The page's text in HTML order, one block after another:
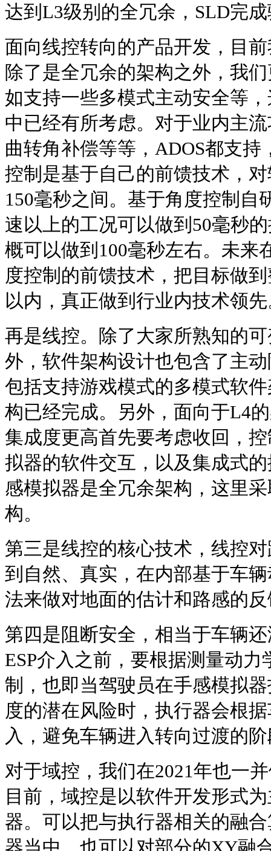
达到L3级别的全冗余，SLD完
面向线控转向的产品开发，目
除了是全冗余的架构之外，我
如支持一些多模式主动安全等
中已经有所考虑。对于业内主
曲转角补偿等等，ADOS都支持
控制是基于自己的前馈技术，
150毫秒之间。基于角度控制自
速以上的工况可以做到50毫秒
概可以做到100毫秒左右。未来
度控制的前馈技术，把目标做
以内，真正做到行业内技术领
再是线控。除了大家所熟知的
外，软件架构设计也包含了主
包括支持游戏模式的多模式软
构已经完成。另外，面向于L4
集成度更高首先要考虑收回，
拟器的软件交互，以及集成式
感模拟器是全冗余架构，这里
构。
第三是线控的核心技术，线控
到自然、真实，在内部基于车
法来做对地面的估计和路感的
第四是阻断安全，相当于车辆
ESP介入之前，要根据测量动
制，也即当驾驶员在手感模拟
度的潜在风险时，执行器会根
入，避免车辆进入转向过渡的
对于域控，我们在2021年也一
目前，域控是以软件开发形式
器。可以把与执行器相关的融